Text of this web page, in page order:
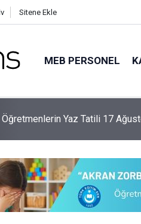
Sitene Ekle
MEB PERSONEL
Bankası'nda Genel Müdür